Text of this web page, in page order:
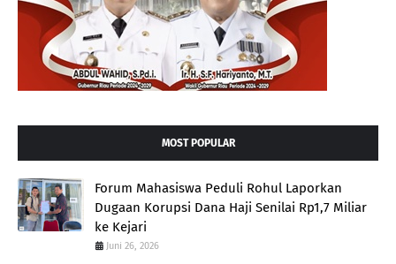
MOST POPULAR
Forum Mahasiswa Peduli Rohul Laporkan
Dugaan Korupsi Dana Haji Senilai Rp1,7 Miliar
ke Kejari
Juni 26, 2026